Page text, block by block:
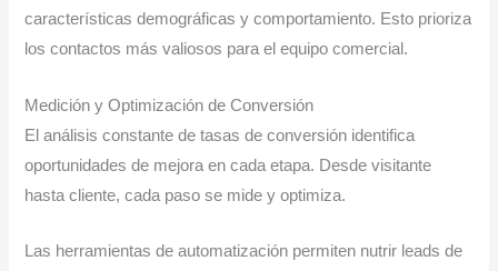
características demográficas y comportamiento. Esto prioriza
los contactos más valiosos para el equipo comercial.
Medición y Optimización de Conversión
El análisis constante de tasas de conversión identifica
oportunidades de mejora en cada etapa. Desde visitante
hasta cliente, cada paso se mide y optimiza.
Las herramientas de automatización permiten nutrir leads de